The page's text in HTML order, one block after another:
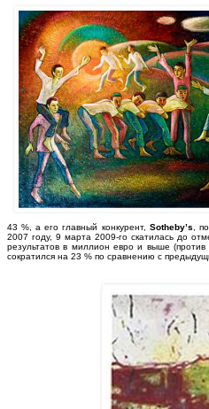
43 %, а его главный конкурент, Sotheby’s ,
2007 году, 9 марта 2009-го скатилась до
результатов в миллион евро и выше
сократился на 23 % по сравнению с